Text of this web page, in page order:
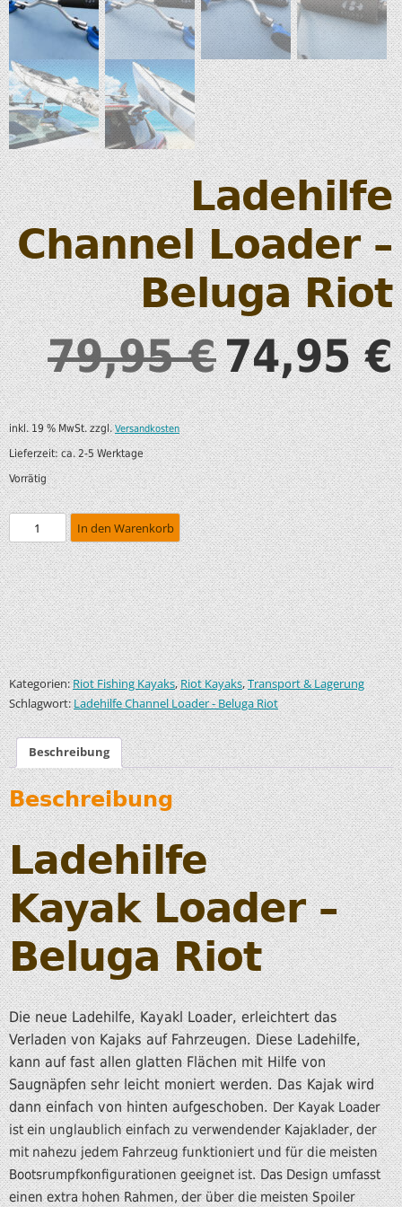
Ladehilfe
Channel Loader –
Beluga Riot
79,95€74,95€
inkl. 19 % MwSt. zzgl.Versandkosten
Lieferzeit:ca. 2-5 Werktage
Vorrätig
In den Warenkorb
Kategorien:Riot Fishing Kayaks,Riot Kayaks,Transport & Lagerung
Schlagwort:Ladehilfe Channel Loader - Beluga Riot
Beschreibung
Beschreibung
Ladehilfe
KayakLoader –
Beluga Riot
Die neue Ladehilfe, Kayakl Loader, erleichtert das
Verladen von Kajaks auf Fahrzeugen. Diese Ladehilfe,
kann auf fast allen glatten Flächen mit Hilfe von
Saugnäpfen sehr leicht moniert werden. Das Kajak wird
dann einfach von hinten aufgeschoben.Der Kayak Loader
ist ein unglaublich einfach zu verwendender Kajaklader, der
mit nahezu jedem Fahrzeug funktioniert und für die meisten
Bootsrumpfkonfigurationen geeignet ist. Das Design umfasst
einen extra hohen Rahmen, der über die meisten Spoiler